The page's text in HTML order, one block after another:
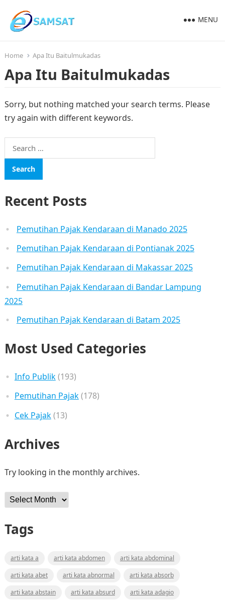
MENU
Home Apa Itu Baitulmukadas
Apa Itu Baitulmukadas
Sorry, but nothing matched your search terms. Please
try again with different keywords.
Search
for:
Recent Posts
Pemutihan Pajak Kendaraan di Manado 2025
Pemutihan Pajak Kendaraan di Pontianak 2025
Pemutihan Pajak Kendaraan di Makassar 2025
Pemutihan Pajak Kendaraan di Bandar Lampung
2025
Pemutihan Pajak Kendaraan di Batam 2025
Most Used Categories
Info Publik(193)
Pemutihan Pajak(178)
Cek Pajak(13)
Archives
Try looking in the monthly archives.
Archives
Tags
arti kata a arti kata abdomen
arti kata abdominal
arti kata abet
arti kata abnormal
arti kata absorb
arti kata abstain
arti kata absurd
arti kata adagio